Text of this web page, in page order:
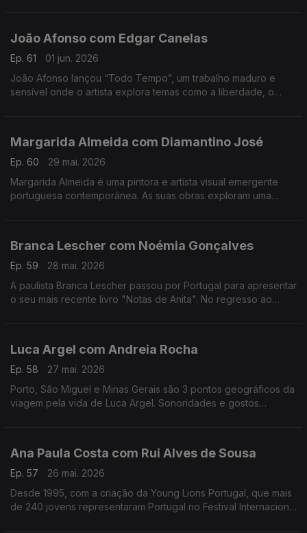
João Afonso com Edgar Canelas
Ep. 61
01 jun. 2026
João Afonso lançou “Todo Tempo”, um trabalho maduro e
sensível onde o artista explora temas como a liberdade, o
Margarida Almeida com Diamantino José
Ep. 60
29 mai. 2026
Margarida Almeida é uma pintora e artista visual emergente
portuguesa contemporânea. As suas obras exploram uma
Branca Lescher com Noémia Gonçalves
Ep. 59
28 mai. 2026
A paulista Branca Lescher passou por Portugal para apresentar
o seu mais recente livro "Notas de Anita". No regresso ao
Luca Argel com Andreia Rocha
Ep. 58
27 mai. 2026
Porto, São Miguel e Minas Gerais são 3 pontos geográficos da
viagem pela vida de Luca Argel. Sonoridades e gostos
Ana Paula Costa com Rui Alves de Sousa
Ep. 57
26 mai. 2026
Desde 1995, com a criação da Young Lions Portugal, que mais
de 240 jovens representaram Portugal no Festival Internacional